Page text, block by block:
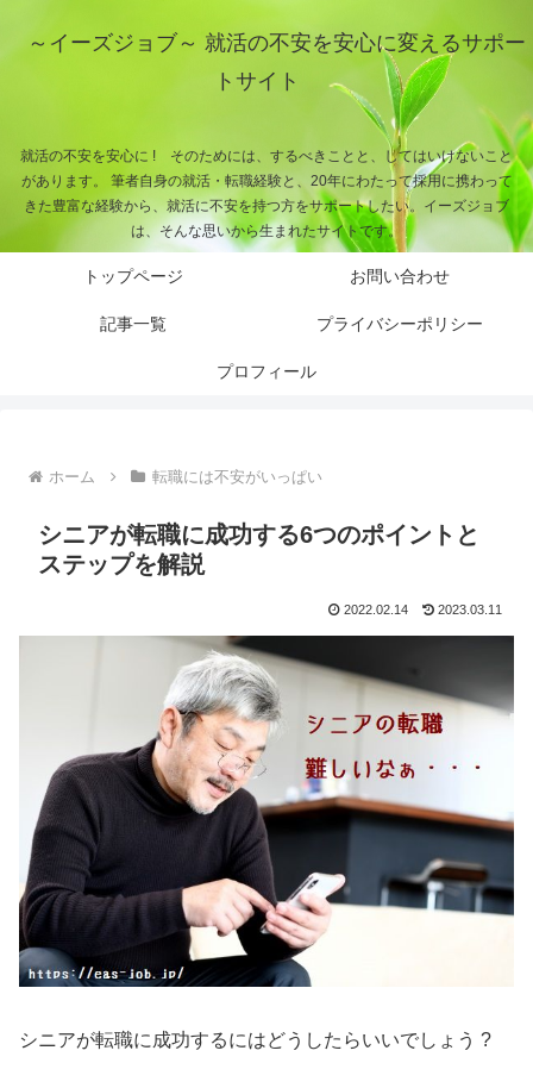
～イーズジョブ～ 就活の不安を安心に変えるサポー
トサイト
就活の不安を安心に ! そのためには、するべきことと、してはいけないこと
があります。 筆者自身の就活・転職経験と、20年にわたって採用に携わって
きた豊富な経験から、就活に不安を持つ方をサポートしたい。イーズジョブ
は、そんな思いから生まれたサイトです。
トップページ お問い合わせ
記事一覧 プライバシーポリシー
プロフィール
ホーム 転職には不安がいっぱい
シニアが転職に成功する6つのポイントと
ステップを解説
2022.02.14 2023.03.11
シニアが転職に成功するにはどうしたらいいでしょう ?